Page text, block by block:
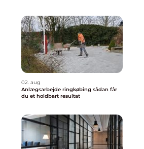
02. aug
Anlægsarbejde ringkøbing sådan får
du et holdbart resultat